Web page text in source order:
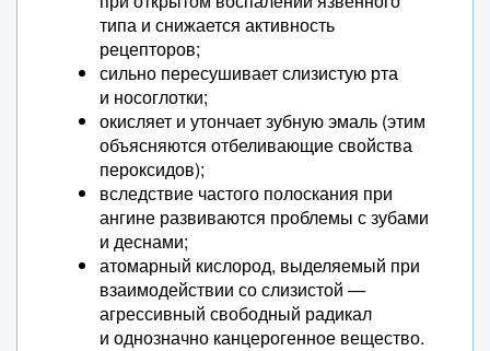
типа и снижается активность
рецепторов;
сильно пересушивает слизистую рта
и носоглотки;
окисляет и утончает зубную эмаль (этим
объясняются отбеливающие свойства
пероксидов);
вследствие частого полоскания при
ангине развиваются проблемы с зубами
и деснами;
атомарный кислород, выделяемый при
взаимодействии со слизистой —
агрессивный свободный радикал
и однозначно канцерогенное вещество.